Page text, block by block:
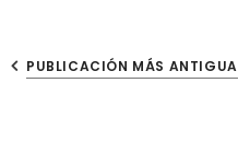
PUBLICACIÓN MÁS ANTIGUA